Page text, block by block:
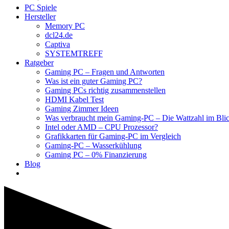
PC Spiele
Hersteller
Memory PC
dcl24.de
Captiva
SYSTEMTREFF
Ratgeber
Gaming PC – Fragen und Antworten
Was ist ein guter Gaming PC?
Gaming PCs richtig zusammenstellen
HDMI Kabel Test
Gaming Zimmer Ideen
Was verbraucht mein Gaming-PC – Die Wattzahl im
Intel oder AMD – CPU Prozessor?
Grafikkarten für Gaming-PC im Vergleich
Gaming-PC – Wasserkühlung
Gaming PC – 0% Finanzierung
Blog